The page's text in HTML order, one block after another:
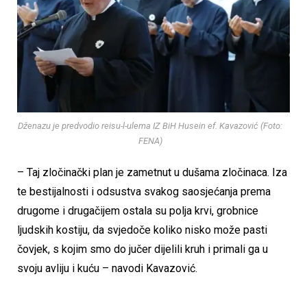
Dženazu je predvodio reisu-l-ulema IZ BiH Husein ef. Kavazović (Foto:
FENA)
– Taj zločinački plan je zametnut u dušama zločinaca. Iza
te bestijalnosti i odsustva svakog saosjećanja prema
drugome i drugačijem ostala su polja krvi, grobnice
ljudskih kostiju, da svjedoče koliko nisko može pasti
čovjek, s kojim smo do jučer dijelili kruh i primali ga u
svoju avliju i kuću – navodi Kavazović.